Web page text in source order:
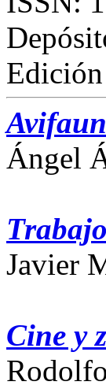
Ángel
Javier
Cine y